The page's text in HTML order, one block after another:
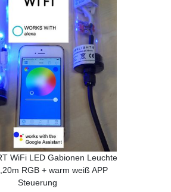
WiFi LED Gabionen Leuchte
RGB + warm weiß APP
Steuerung